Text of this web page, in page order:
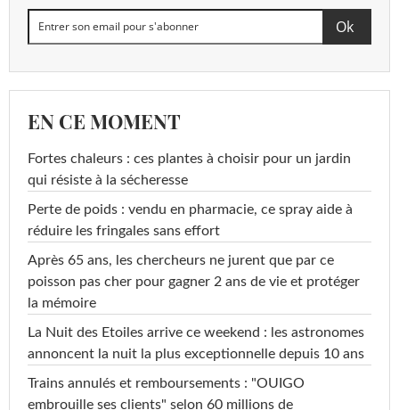
EN CE MOMENT
Fortes chaleurs : ces plantes à choisir pour un jardin
qui résiste à la sécheresse
Perte de poids : vendu en pharmacie, ce spray aide à
réduire les fringales sans effort
Après 65 ans, les chercheurs ne jurent que par ce
poisson pas cher pour gagner 2 ans de vie et protéger
la mémoire
La Nuit des Etoiles arrive ce weekend : les astronomes
annoncent la nuit la plus exceptionnelle depuis 10 ans
Trains annulés et remboursements : "OUIGO
embrouille ses clients" selon 60 millions de